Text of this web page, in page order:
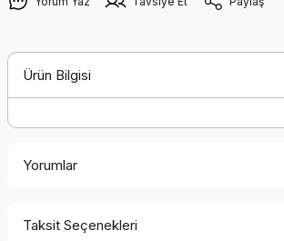
Ürün Bilgisi
Yorumlar
Taksit Seçenekleri